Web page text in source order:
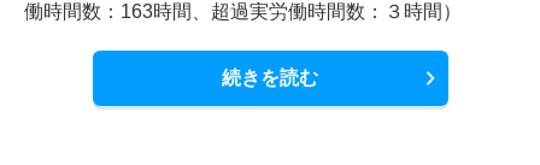
働時間数：163時間、超過実労働時間数：３時間）
続きを読む